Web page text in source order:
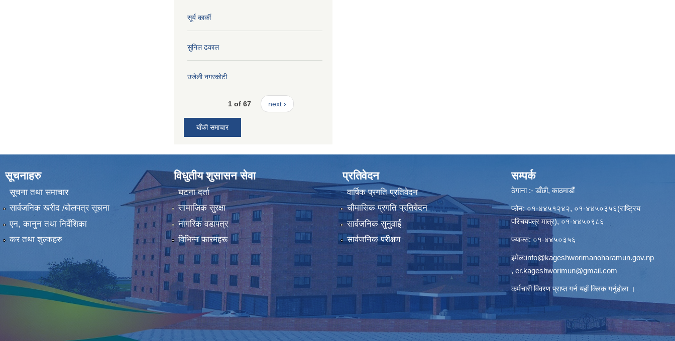
सूर्य कार्की
सुनिल ढकाल
उजेली नगरकोटी
1 of 67 next ›
बाँकी समाचार
सूचनाहरु
सूचना तथा समाचार
सार्वजनिक खरीद /बोलपत्र सूचना
एन, कानुन तथा निर्देशिका
कर तथा शुल्कहरु
विधुतीय शुसासन सेवा
घटना दर्ता
सामाजिक सुरक्षा
नागरिक वडापत्र
विभिन्न फारमहरू
प्रतिवेदन
वार्षिक प्रगति प्रतिवेदन
चौमासिक प्रगति प्रतिवेदन
सार्वजनिक सुनुवाई
सार्वजनिक परीक्षण
सम्पर्क
ठेगाना :- डाँछी, काठमाडौं
फोन: ०१-४४५१२४२, ०१-४४५०३५६(राष्ट्रिय
परिचयपत्र मात्र), ०१-४४५०९८६
फ्याक्स: ०१-४४५०३५६
इमेल:info@kageshworimanoharamun.gov.np
, er.kageshworimun@gmail.com
कर्मचारी विवरण प्राप्त गर्नयहाँ क्लिकगर्नुहोला ।